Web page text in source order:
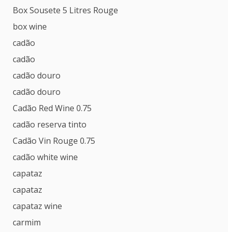
Box Sousete 5 Litres Rouge
box wine
cadão
cadão
cadão douro
cadão douro
Cadão Red Wine 0.75
cadão reserva tinto
Cadão Vin Rouge 0.75
cadão white wine
capataz
capataz
capataz wine
carmim